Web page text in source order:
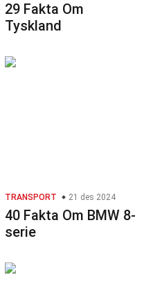
29 Fakta Om
Tyskland
TRANSPORT 21 des 2024
40 Fakta Om BMW 8-
serie